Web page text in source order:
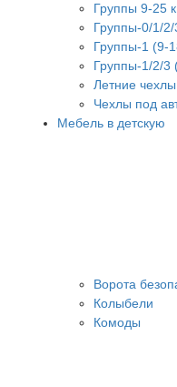
Группы 9-25
Группы-0/1/
Группы-1 (9-
Группы-1/2/3
Летние чехлы
Чехлы под
Мебель в детскую
Ворота
Колыбели
Комоды